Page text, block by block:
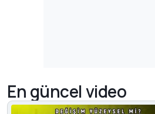
En güncel video